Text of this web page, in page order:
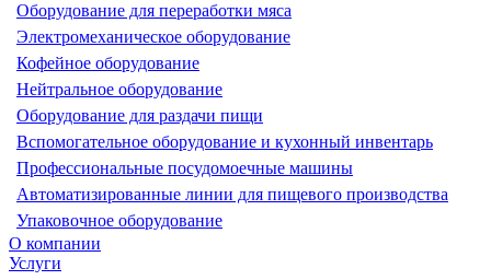
Оборудование для переработки мяса
Электромеханическое оборудование
Кофейное оборудование
Нейтральное оборудование
Оборудование для раздачи пищи
Вспомогательное оборудование и кухонный инвентарь
Профессиональные посудомоечные машины
Автоматизированные линии для пищевого производства
Упаковочное оборудование
О компании
Услуги